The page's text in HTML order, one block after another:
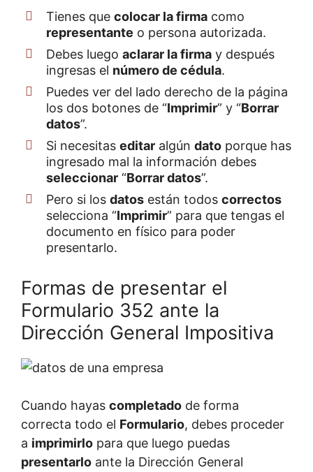
Tienes que colocar la firma como
representante o persona autorizada.
Debes luego aclarar la firma y después
ingresas el número de cédula.
Puedes ver del lado derecho de la página
los dos botones de “Imprimir” y “Borrar
datos”.
Si necesitas editar algún dato porque has
ingresado mal la información debes
seleccionar “Borrar datos”.
Pero si los datos están todos correctos
selecciona “Imprimir” para que tengas el
documento en físico para poder
presentarlo.
Formas de presentar el
Formulario 352 ante la
Dirección General Impositiva
Cuando hayas completado de forma
correcta todo el Formulario, debes proceder
a imprimirlo para que luego puedas
presentarlo ante la Dirección General